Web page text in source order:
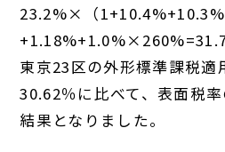
23.2%×（1+10.4%+10.3%
東京23区の外形標準課税適
30.62％に比べて、表面税
結果となりました。